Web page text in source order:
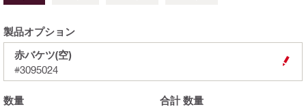
製品オプション
赤バケツ(空)
#3095024
数量 合計数量